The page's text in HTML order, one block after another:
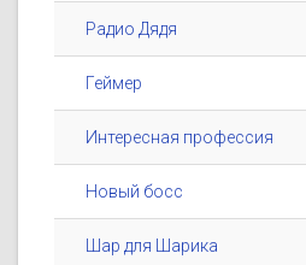
Радио Дядя
Геймер
Интересная профессия
Новый босс
Шар для Шарика